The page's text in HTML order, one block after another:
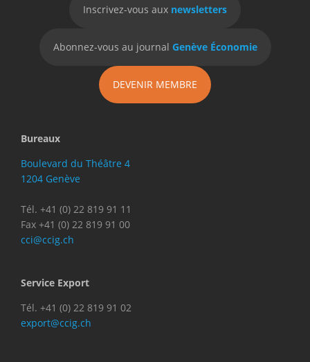
Inscrivez-vous aux newsletters
Abonnez-vous au journal Genève Économie
DEVENIR MEMBRE
Bureaux
Boulevard du Théâtre 4
1204 Genève
Tél. +41 (0) 22 819 91 11
Fax +41 (0) 22 819 91 00
cci@ccig.ch
Service Export
Tél. +41 (0) 22 819 91 02
export@ccig.ch